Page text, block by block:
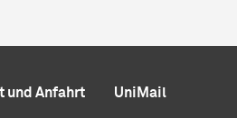
und Anfahrt UniMail